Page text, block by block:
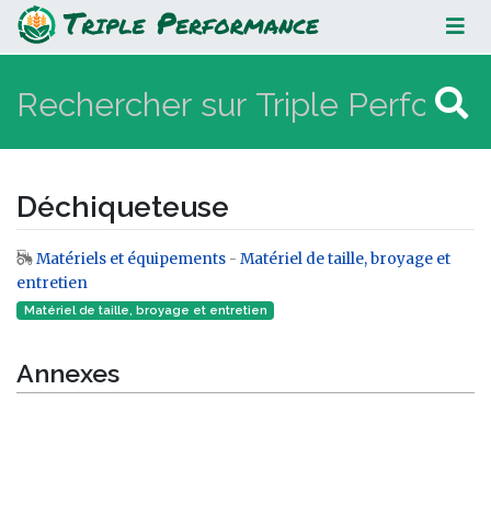
Déchiqueteuse
Déchiqueteuse
Aller à :navigation,rechercher
Matériels et équipements - Matériel de taille, broyage et
entretien
Matériel de taille, broyage et entretien
Annexes